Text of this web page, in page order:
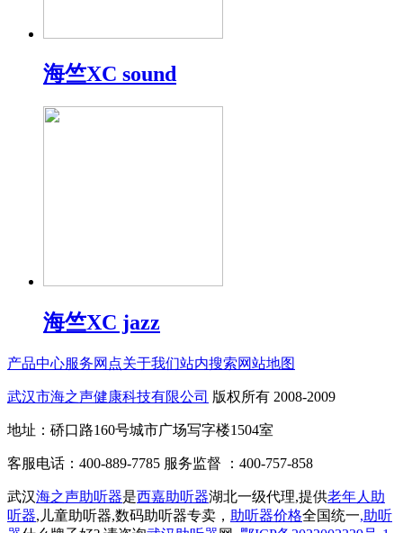
海竺XC sound
海竺XC jazz
产品中心服务网点关于我们站内搜索网站地图
武汉市海之声健康科技有限公司 版权所有 2008-2009
地址：硚口路160号城市广场写字楼1504室
客服电话：400-889-7785 服务监督 ：400-757-858
武汉海之声助听器是西嘉助听器湖北一级代理,提供老年人助
听器,儿童助听器,数码助听器专卖， 助听器价格全国统一,助听